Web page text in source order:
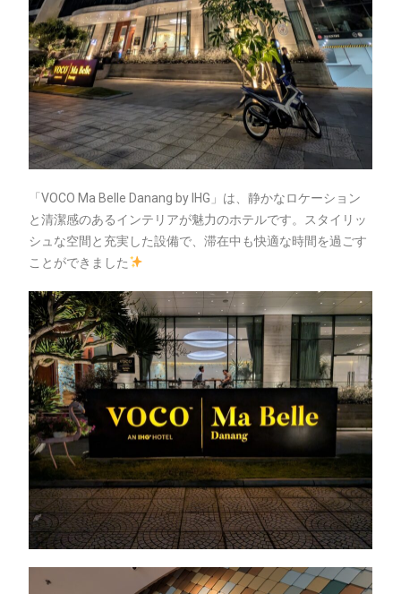
「VOCO Ma Belle Danang by IHG」は、静かなロケーション
と清潔感のあるインテリアが魅力のホテルです。スタイリッ
シュな空間と充実した設備で、滞在中も快適な時間を過ごす
ことができました